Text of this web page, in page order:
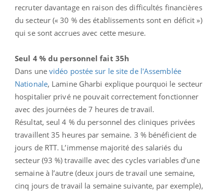
recruter davantage en raison des difficultés financières
du secteur (« 30 % des établissements sont en déficit »)
qui se sont accrues avec cette mesure.
Seul 4 % du personnel fait 35h
Dans une vidéo postée sur le site de l'Assemblée
Nationale, Lamine Gharbi explique pourquoi le secteur
hospitalier privé ne pouvait correctement fonctionner
avec des journées de 7 heures de travail.
Résultat, seul 4 % du personnel des cliniques privées
travaillent 35 heures par semaine. 3 % bénéficient de
jours de RTT. L’immense majorité des salariés du
secteur (93 %) travaille avec des cycles variables d’une
semaine à l’autre (deux jours de travail une semaine,
cinq jours de travail la semaine suivante, par exemple),